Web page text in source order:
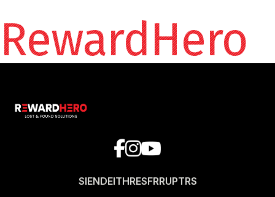
RewardHero
SIENDEITHRESFRRUPTRS